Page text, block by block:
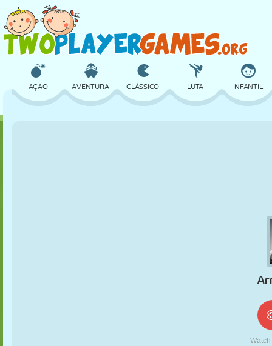
AÇÃO AVENTURA CLÁSSICO LUTA INFANTIL
ROBÔ
VELHA